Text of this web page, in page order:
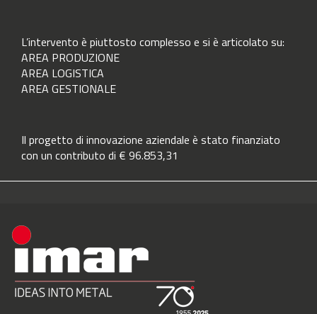
L’intervento è piuttosto complesso e si è articolato su:
AREA PRODUZIONE
AREA LOGISTICA
AREA GESTIONALE
Il progetto di innovazione aziendale è stato finanziato
con un contributo di € 96.853,31